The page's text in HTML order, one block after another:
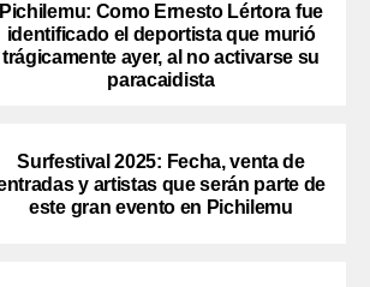
Pichilemu: Como Ernesto Lértora fue
identificado el deportista que murió
trágicamente ayer, al no activarse su
paracaidista
Surfestival 2025: Fecha, venta de
y artistas que serán parte de
este gran evento en Pichilemu